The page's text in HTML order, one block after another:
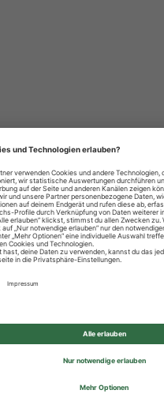
Datenschutzhinweise
Impressum
Privatsphäre-
© 2026 REWE Group - All rights